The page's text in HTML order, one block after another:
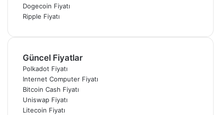
Dogecoin Fiyatı
Ripple Fiyatı
Güncel Fiyatlar
Polkadot Fiyatı
Internet Computer Fiyatı
Bitcoin Cash Fiyatı
Uniswap Fiyatı
Litecoin Fiyatı